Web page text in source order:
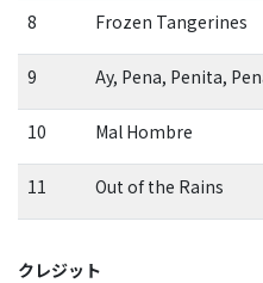
8 Frozen Tangerines
9 Ay, Pena, Penita,
10 Mal Hombre
11 Out of the Rains
クレジット